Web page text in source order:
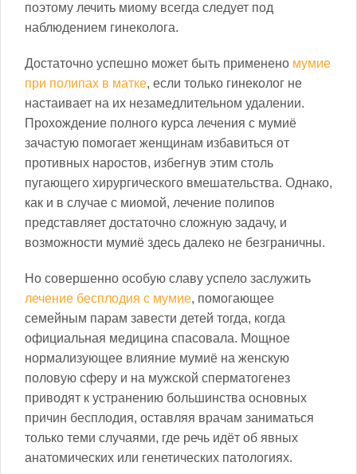
поэтому лечить миому всегда следует под
наблюдением гинеколога.
Достаточно успешно может быть применено мумие
при полипах в матке, если только гинеколог не
настаивает на их незамедлительном удалении.
Прохождение полного курса лечения с мумиё
зачастую помогает женщинам избавиться от
противных наростов, избегнув этим столь
пугающего хирургического вмешательства. Однако,
как и в случае с миомой, лечение полипов
представляет достаточно сложную задачу, и
возможности мумиё здесь далеко не безграничны.
Но совершенно особую славу успело заслужить
лечение бесплодия с мумие, помогающее
семейным парам завести детей тогда, когда
официальная медицина спасовала. Мощное
нормализующее влияние мумиё на женскую
половую сферу и на мужской сперматогенез
приводят к устранению большинства основных
причин бесплодия, оставляя врачам заниматься
только теми случаями, где речь идёт об явных
анатомических или генетических патологиях.